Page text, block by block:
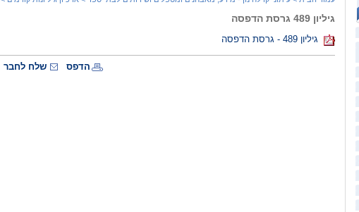
גיליון 489 גרסת הדפסה
גיליון 489 - גרסת הדפסה
הדפס שלח לחבר